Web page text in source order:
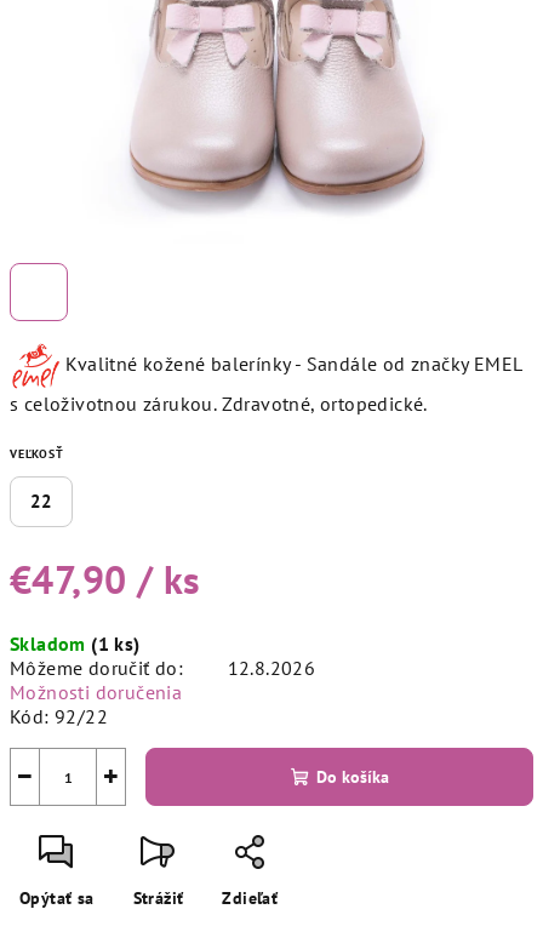
Kvalitné kožené balerínky - Sandále od značky EMEL
s celoživotnou zárukou. Zdravotné, ortopedické.
VEĽKOSŤ
22
€47,90 / ks
cena:
Skladom (1 ks)
Môžeme doručiť do:
12.8.2026
Možnosti doručenia
Kód: 92/22
+
− Do košíka
Opýtať sa Strážiť Zdieľať